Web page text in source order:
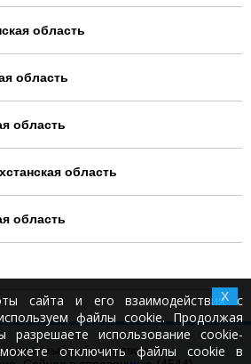
область
область
область
область
область
сайт справочник
сайта и его взаимодействия с
файлы cookie. Продолжая
использование cookie-
отключить файлы cookie в
X